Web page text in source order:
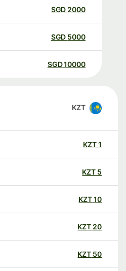
2000
SGD
5000
SGD
10000
SGD
KZT
KZT
KZT
KZT
20
KZT
50
KZT